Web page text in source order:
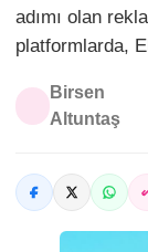
adımı olan
platformlarda,
Birsen
Altuntaş